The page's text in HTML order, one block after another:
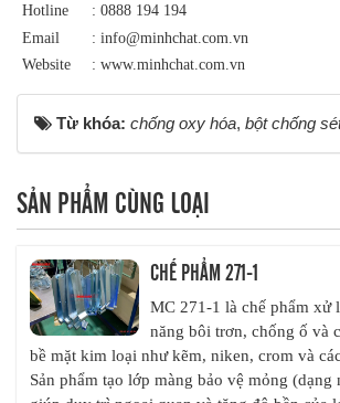
Hotline
: 0888 194 194
Email
: info@minhchat.com.vn
Website
: www.minhchat.com.vn
Từ khóa: chống oxy hóa, bột chống
SẢN PHẨM CÙNG LOẠI
CHẾ PHẨM 271-1
MC 271-1 là chế phẩm xử
năng bôi trơn, chống ố và
bề mặt kim loại như kẽm, niken, crom và
Sản phẩm tạo lớp màng bảo vệ mỏng (dạng